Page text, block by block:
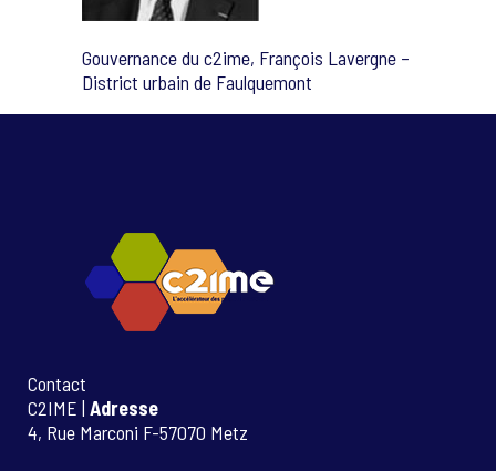
Gouvernance du c2ime, François Lavergne –
District urbain de Faulquemont
Contact
C2IME | Adresse
4, Rue Marconi F-57070 Metz